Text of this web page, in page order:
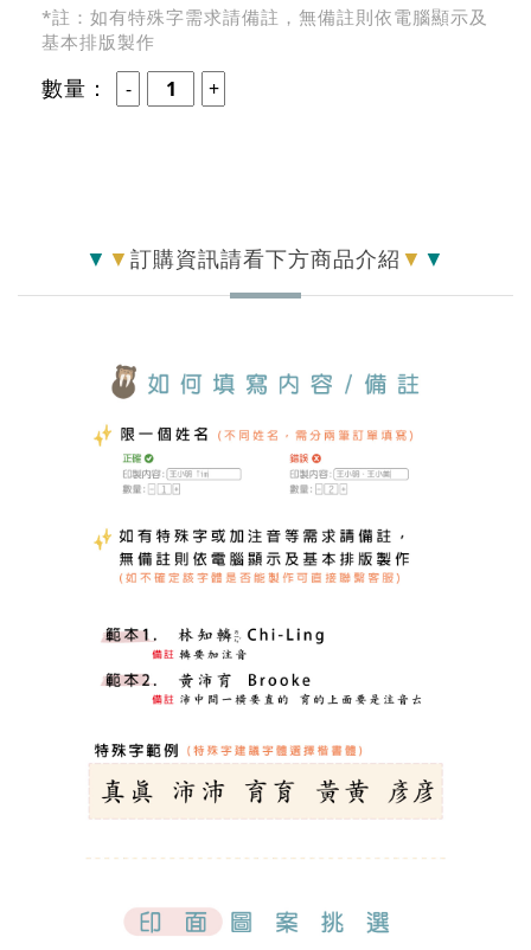
*註：如有特殊字需求請備註，無備註則依電腦顯示及
基本排版製作
數量：
▼ ▼ 訂購資訊請看下方商品介紹 ▼ ▼